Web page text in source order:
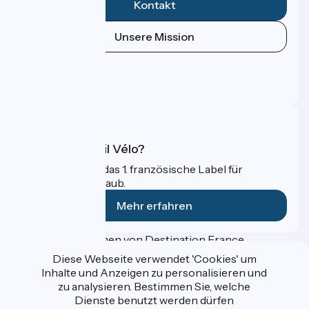
Kontakt
Unsere Mission
Was ist Accueil Vélo?
Accueil Vélo ist das 1. französische Label für
Radfahrer im Urlaub.
Mehr erfahren
Gefördert im Rahmen von Destination France
Données personnelles
Diese Webseite verwendet 'Cookies' um
Inhalte und Anzeigen zu personalisieren und
zu analysieren. Bestimmen Sie, welche
Dienste benutzt werden dürfen